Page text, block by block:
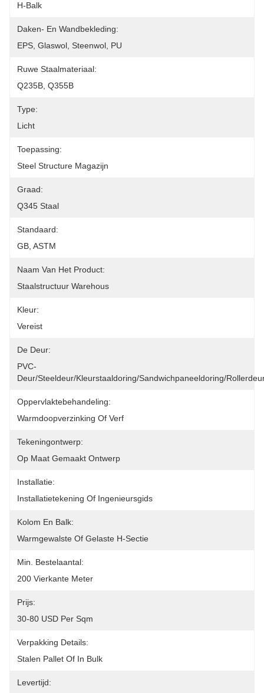
H-Balk
Daken- En Wandbekleding:
EPS, Glaswol, Steenwol, PU
Ruwe Staalmateriaal:
Q235B, Q355B
Type:
Licht
Toepassing:
Steel Structure Magazijn
Graad:
Q345 Staal
Standaard:
GB, ASTM
Naam Van Het Product:
Staalstructuur Warehous
Kleur:
Vereist
De Deur:
PVC-
Deur/Steeldeur/Kleurstaaldoring/Sandwichpaneeldoring/
Oppervlaktebehandeling:
Warmdoopverzinking Of Verf
Tekeningontwerp:
Op Maat Gemaakt Ontwerp
Installatie:
Installatietekening Of Ingenieursgids
Kolom En Balk:
Warmgewalste Of Gelaste H-Sectie
Min. Bestelaantal:
200 Vierkante Meter
Prijs:
30-80 USD Per Sqm
Verpakking Details:
Stalen Pallet Of In Bulk
Levertijd: